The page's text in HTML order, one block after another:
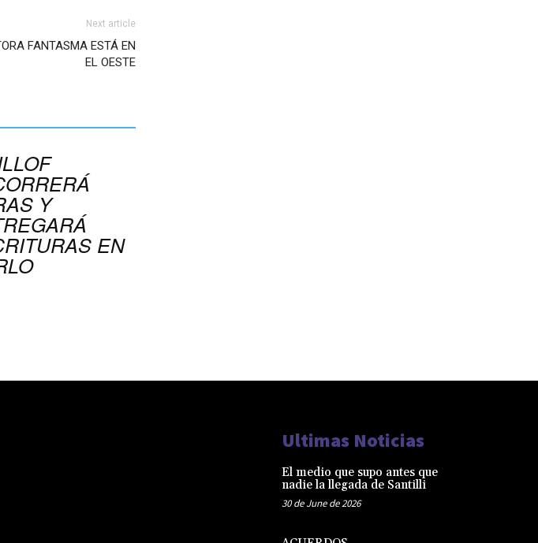
Next article
FANTASMA ESTÁ EN
EL OESTE
Y
EN
Ultimas Noticias
El medio que supo antes que
nadie la llegada de Santilli
30 de June de 2026